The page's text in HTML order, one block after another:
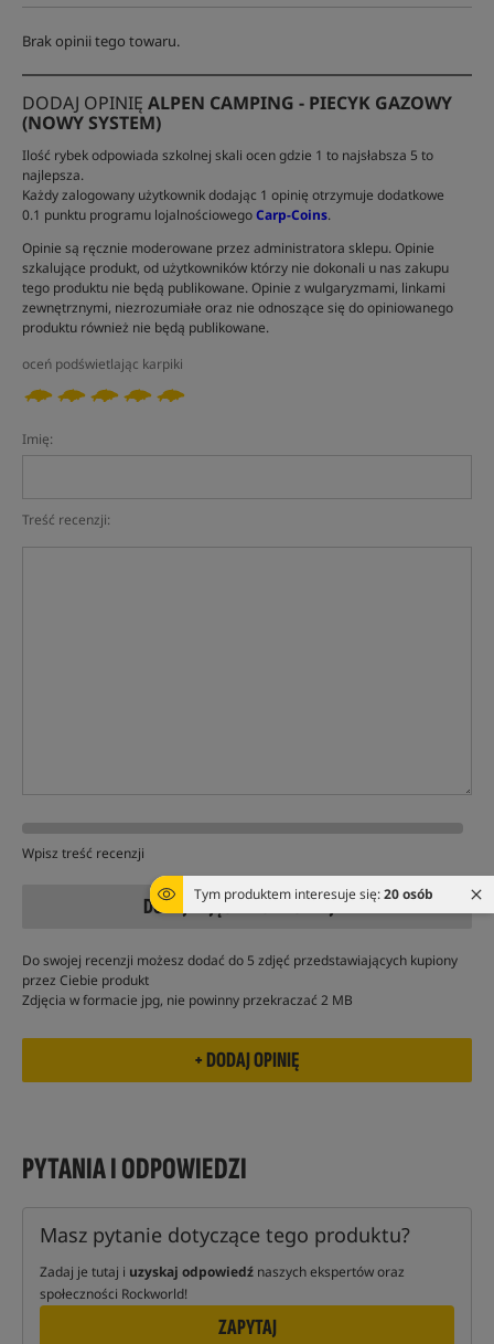
Tym produktem interesuje się:20 osób
Brak opinii tego towaru.
DODAJ OPINIĘ ALPEN CAMPING - PIECYK GAZOWY
(NOWY SYSTEM)
Ilość rybek odpowiada szkolnej skali ocen gdzie 1 to najsłabsza 5 to
najlepsza.
Każdy zalogowany użytkownik dodając 1 opinię otrzymuje dodatkowe
0.1 punktu programu lojalnościowegoCarp-Coins.
Opinie są ręcznie moderowane przez administratora sklepu. Opinie
szkalujące produkt, od użytkowników którzy nie dokonali u nas zakupu
tego produktu nie będą publikowane. Opinie z wulgaryzmami, linkami
zewnętrznymi, niezrozumiałe oraz nie odnoszące się do opiniowanego
produktu również nie będą publikowane.
oceń podświetlając karpiki
Imię:
Treść recenzji:
Wpisz treść recenzji
DODAJ ZDJĘCIA DO RECENZJI »
Do swojej recenzji możesz dodać do 5 zdjęć przedstawiających kupiony
przez Ciebie produkt
Zdjęcia w formacie jpg, nie powinny przekraczać 2 MB
PYTANIA I ODPOWIEDZI
Masz pytanie dotyczące tego produktu?
Zadaj je tutaj i uzyskaj odpowiedź naszych ekspertów oraz
społeczności Rockworld!
ZAPYTAJ